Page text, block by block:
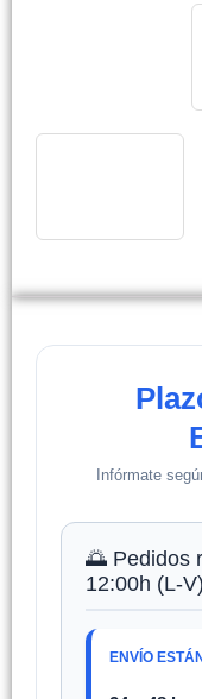
Infórmate
🌅 Pedidos
12:00h (L-V)
ENVÍO